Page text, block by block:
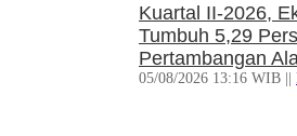
Kuartal II-2026,
Tumbuh 5,29
Pertambangan
05/08/2026 13:16 WIB ||